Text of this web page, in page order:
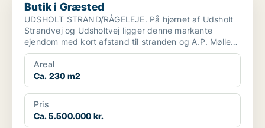
Butik i Græsted
UDSHOLT STRAND/RÅGELEJE. På hjørnet af Udsholt
Strandvej og Udsholtvej ligger denne markante
ejendom med kort afstand til stranden og A.P. Møller
Grundens f...
Areal
Ca. 230 m2
Pris
Ca. 5.500.000 kr.